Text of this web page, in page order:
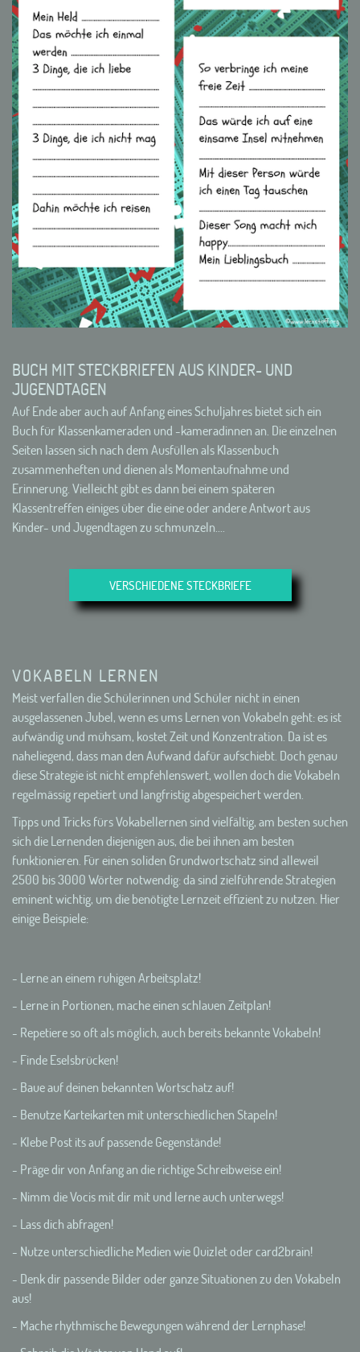
BUCH MIT STECKBRIEFEN AUS KINDER- UND
JUGENDTAGEN
Auf Ende aber auch auf Anfang eines Schuljahres bietet sich ein
Buch für Klassenkameraden und -kameradinnen an. Die einzelnen
Seiten lassen sich nach dem Ausfüllen als Klassenbuch
zusammenheften und dienen als Momentaufnahme und
Erinnerung. Vielleicht gibt es dann bei einem späteren
Klassentreffen einiges über die eine oder andere Antwort aus
Kinder- und Jugendtagen zu schmunzeln....
VERSCHIEDENE STECKBRIEFE
VOKABELN LERNEN
Meist verfallen die Schülerinnen und Schüler nicht in einen
ausgelassenen Jubel, wenn es ums Lernen von Vokabeln geht: es ist
aufwändig und mühsam, kostet Zeit und Konzentration. Da ist es
naheliegend, dass man den Aufwand dafür aufschiebt. Doch genau
diese Strategie ist nicht empfehlenswert, wollen doch die Vokabeln
regelmässig repetiert und langfristig abgespeichert werden.
Tipps und Tricks fürs Vokabellernen sind vielfältig, am besten suchen
sich die Lernenden diejenigen aus, die bei ihnen am besten
funktionieren. Für einen soliden Grundwortschatz sind alleweil
2500 bis 3000 Wörter notwendig: da sind zielführende Strategien
eminent wichtig, um die benötigte Lernzeit effizient zu nutzen. Hier
einige Beispiele:
- Lerne an einem ruhigen Arbeitsplatz!
- Lerne in Portionen, mache einen schlauen Zeitplan!
- Repetiere so oft als möglich, auch bereits bekannte Vokabeln!
- Finde Eselsbrücken!
- Baue auf deinen bekannten Wortschatz auf!
- Benutze Karteikarten mit unterschiedlichen Stapeln!
- Klebe Post its auf passende Gegenstände!
- Präge dir von Anfang an die richtige Schreibweise ein!
- Nimm die Vocis mit dir mit und lerne auch unterwegs!
- Lass dich abfragen!
- Nutze unterschiedliche Medien wie Quizlet oder card2brain!
- Denk dir passende Bilder oder ganze Situationen zu den Vokabeln
aus!
- Mache rhythmische Bewegungen während der Lernphase!